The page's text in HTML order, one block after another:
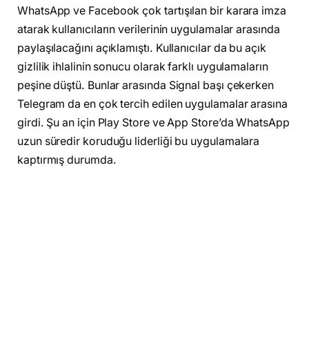
WhatsApp ve Facebook çok tartışılan bir karara imza
atarak kullanıcıların verilerinin uygulamalar arasında
paylaşılacağını açıklamıştı. Kullanıcılar da bu açık
gizlilik ihlalinin sonucu olarak farklı uygulamaların
peşine düştü. Bunlar arasında Signal başı çekerken
Telegram da en çok tercih edilen uygulamalar arasına
girdi. Şu an için Play Store ve App Store’da WhatsApp
uzun süredir koruduğu liderliği bu uygulamalara
kaptırmış durumda.